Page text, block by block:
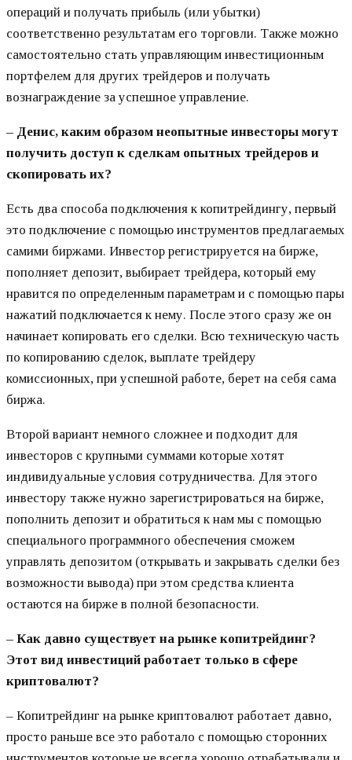
операций и получать прибыль (или убытки)
соответственно результатам его торговли. Также можно
самостоятельно стать управляющим инвестиционным
портфелем для других трейдеров и получать
вознаграждение за успешное управление.
– Денис, каким образом неопытные инвесторы могут
получить доступ к сделкам опытных трейдеров и
скопировать их?
Есть два способа подключения к копитрейдингу, первый
это подключение с помощью инструментов предлагаемых
самими биржами. Инвестор регистрируется на бирже,
пополняет депозит, выбирает трейдера, который ему
нравится по определенным параметрам и с помощью пары
нажатий подключается к нему. После этого сразу же он
начинает копировать его сделки. Всю техническую часть
по копированию сделок, выплате трейдеру
комиссионных, при успешной работе, берет на себя сама
биржа.
Второй вариант немного сложнее и подходит для
инвесторов с крупными суммами которые хотят
индивидуальные условия сотрудничества. Для этого
инвестору также нужно зарегистрироваться на бирже,
пополнить депозит и обратиться к нам мы с помощью
специального программного обеспечения сможем
управлять депозитом (открывать и закрывать сделки без
возможности вывода) при этом средства клиента
остаются на бирже в полной безопасности.
– Как давно существует на рынке копитрейдинг?
Этот вид инвестиций работает только в сфере
криптовалют?
– Копитрейдинг на рынке криптовалют работает давно,
просто раньше все это работало с помощью сторонних